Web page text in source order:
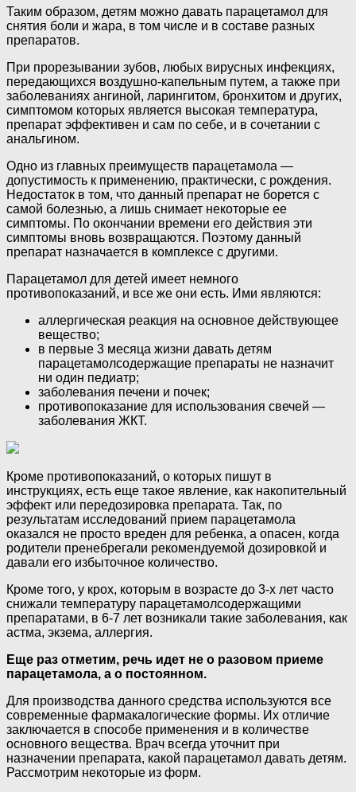
Таким образом, детям можно давать парацетамол для
снятия боли и жара, в том числе и в составе разных
препаратов.
При прорезывании зубов, любых вирусных инфекциях,
передающихся воздушно-капельным путем, а также при
заболеваниях ангиной, ларингитом, бронхитом и других,
симптомом которых является высокая температура,
препарат эффективен и сам по себе, и в сочетании с
анальгином.
Одно из главных преимуществ парацетамола —
допустимость к применению, практически, с рождения.
Недостаток в том, что данный препарат не борется с
самой болезнью, а лишь снимает некоторые ее
симптомы. По окончании времени его действия эти
симптомы вновь возвращаются. Поэтому данный
препарат назначается в комплексе с другими.
Парацетамол для детей имеет немного
противопоказаний, и все же они есть. Ими являются:
аллергическая реакция на основное действующее
вещество;
в первые 3 месяца жизни давать детям
парацетамолсодержащие препараты не назначит
ни один педиатр;
заболевания печени и почек;
противопоказание для использования свечей —
заболевания ЖКТ.
Кроме противопоказаний, о которых пишут в
инструкциях, есть еще такое явление, как накопительный
эффект или передозировка препарата. Так, по
результатам исследований прием парацетамола
оказался не просто вреден для ребенка, а опасен, когда
родители пренебрегали рекомендуемой дозировкой и
давали его избыточное количество.
Кроме того, у крох, которым в возрасте до 3-х лет часто
снижали температуру парацетамолсодержащими
препаратами, в 6-7 лет возникали такие заболевания, как
астма, экзема, аллергия.
Еще раз отметим, речь идет не о разовом приеме
парацетамола, а о постоянном.
Для производства данного средства используются все
современные фармакалогические формы. Их отличие
заключается в способе применения и в количестве
основного вещества. Врач всегда уточнит при
назначении препарата, какой парацетамол давать детям.
Рассмотрим некоторые из форм.